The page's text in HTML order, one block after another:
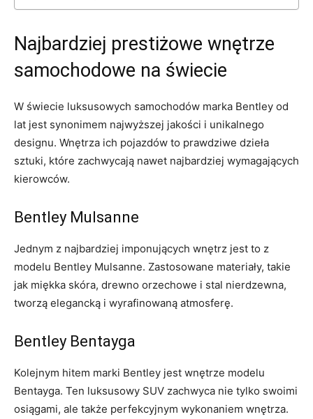
Najbardziej⁤ prestiżowe⁣ wnętrze
samochodowe na ⁢świecie
W ‌świecie luksusowych samochodów marka Bentley⁣ od
⁤lat jest synonimem⁤ najwyższej jakości i unikalnego
designu. ⁣Wnętrza ich ​pojazdów to⁣ prawdziwe dzieła
sztuki, które zachwycają ⁤nawet najbardziej wymagających
kierowców.
Bentley Mulsanne
Jednym z ‍najbardziej ‍imponujących wnętrz jest to z
modelu Bentley Mulsanne. Zastosowane materiały, takie
‌jak miękka skóra, drewno orzechowe i stal nierdzewna,
tworzą elegancką⁣ i ⁢wyrafinowaną atmosferę.
Bentley Bentayga
Kolejnym hitem ⁣marki Bentley jest wnętrze modelu​
Bentayga. Ten luksusowy⁢ SUV​ zachwyca nie tylko swoimi
osiągami, ale także perfekcyjnym wykonaniem wnętrza.